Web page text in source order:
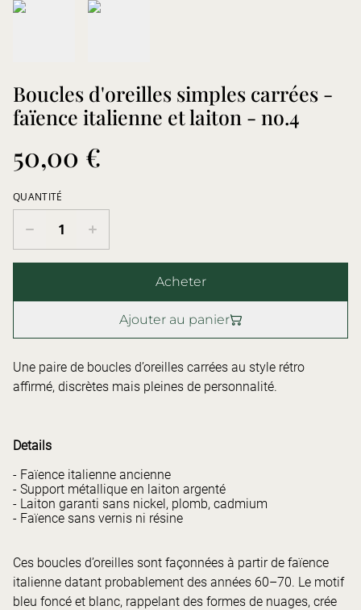
Boucles d'oreilles simples carrées -
faïence italienne et laiton - no.4
50,00 €
QUANTITÉ
Acheter
Ajouter au panier
Une paire de boucles d’oreilles carrées au style rétro
affirmé, discrètes mais pleines de personnalité.
Details
- Faïence italienne ancienne
- Support métallique en laiton argenté
- Laiton garanti sans nickel, plomb, cadmium
- Faïence sans vernis ni résine
Ces boucles d’oreilles sont façonnées à partir de faïence
italienne datant probablement des années 60–70. Le motif
bleu foncé et blanc, rappelant des formes de nuages, crée